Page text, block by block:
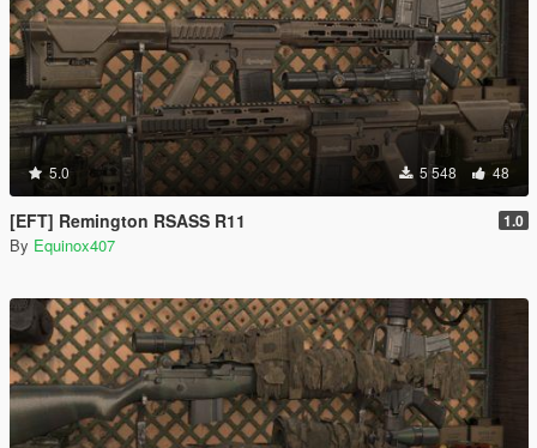
5.0 5 548 48
[EFT] Remington RSASS R11 1.0
By Equinox407